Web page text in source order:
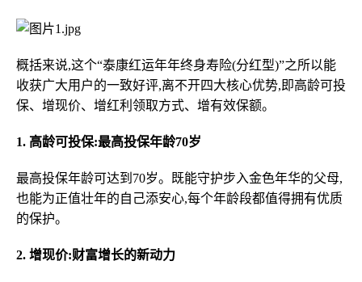
概括来说,这个“泰康红运年年终身寿险(分红型)”之所以能
收获广大用户的一致好评,离不开四大核心优势,即高龄可投
保、增现价、增红利领取方式、增有效保额。
1. 高龄可投保:最高投保年龄70岁
最高投保年龄可达到70岁。既能守护步入金色年华的父母,
也能为正值壮年的自己添安心,每个年龄段都值得拥有优质
的保护。
2. 增现价:财富增长的新动力